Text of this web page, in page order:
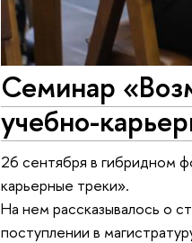
Семинар
учебно-
26 сентября в гибридном
карьерные треки».
На нем рассказывалось о
поступлении в